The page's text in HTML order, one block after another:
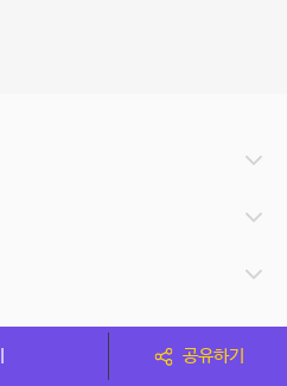
공유하기